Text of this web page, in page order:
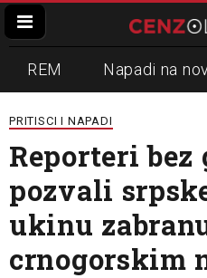
REM Napadi na
Zvučni top
Propaganda
Informer Slavko
PRITISCI I NAPADI
Reporteri bez
pozvali
ukinu
crnogorskim